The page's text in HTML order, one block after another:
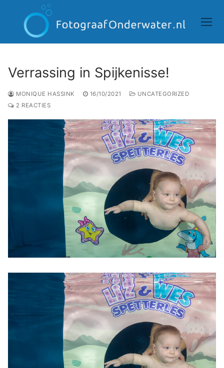
inhoud
Verrassing in Spijkenisse!
MONIQUE HASSINK 16/10/2021
UNCATEGORIZED
2 REACTIES